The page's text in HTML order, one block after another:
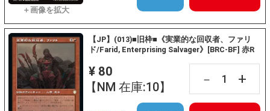
【JP】(013)■旧枠■《実業的な回収者、ファリ
ド/Farid, Enterprising Salvager》[BRC-BF] 赤R
¥ 80
【NM 在庫:10】
－ +